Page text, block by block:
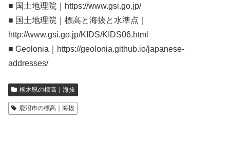
■ 国土地理院｜https://www.gsi.go.jp/
■ 国土地理院｜標高と海抜と水準点｜
http://www.gsi.go.jp/KIDS/KIDS06.html
■ Geolonia｜https://geolonia.github.io/japanese-
addresses/
栃木県の標高｜海抜
鹿沼市の標高｜海抜